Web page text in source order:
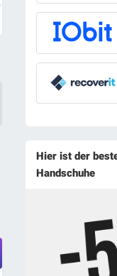
Hier ist der
Handschuhe